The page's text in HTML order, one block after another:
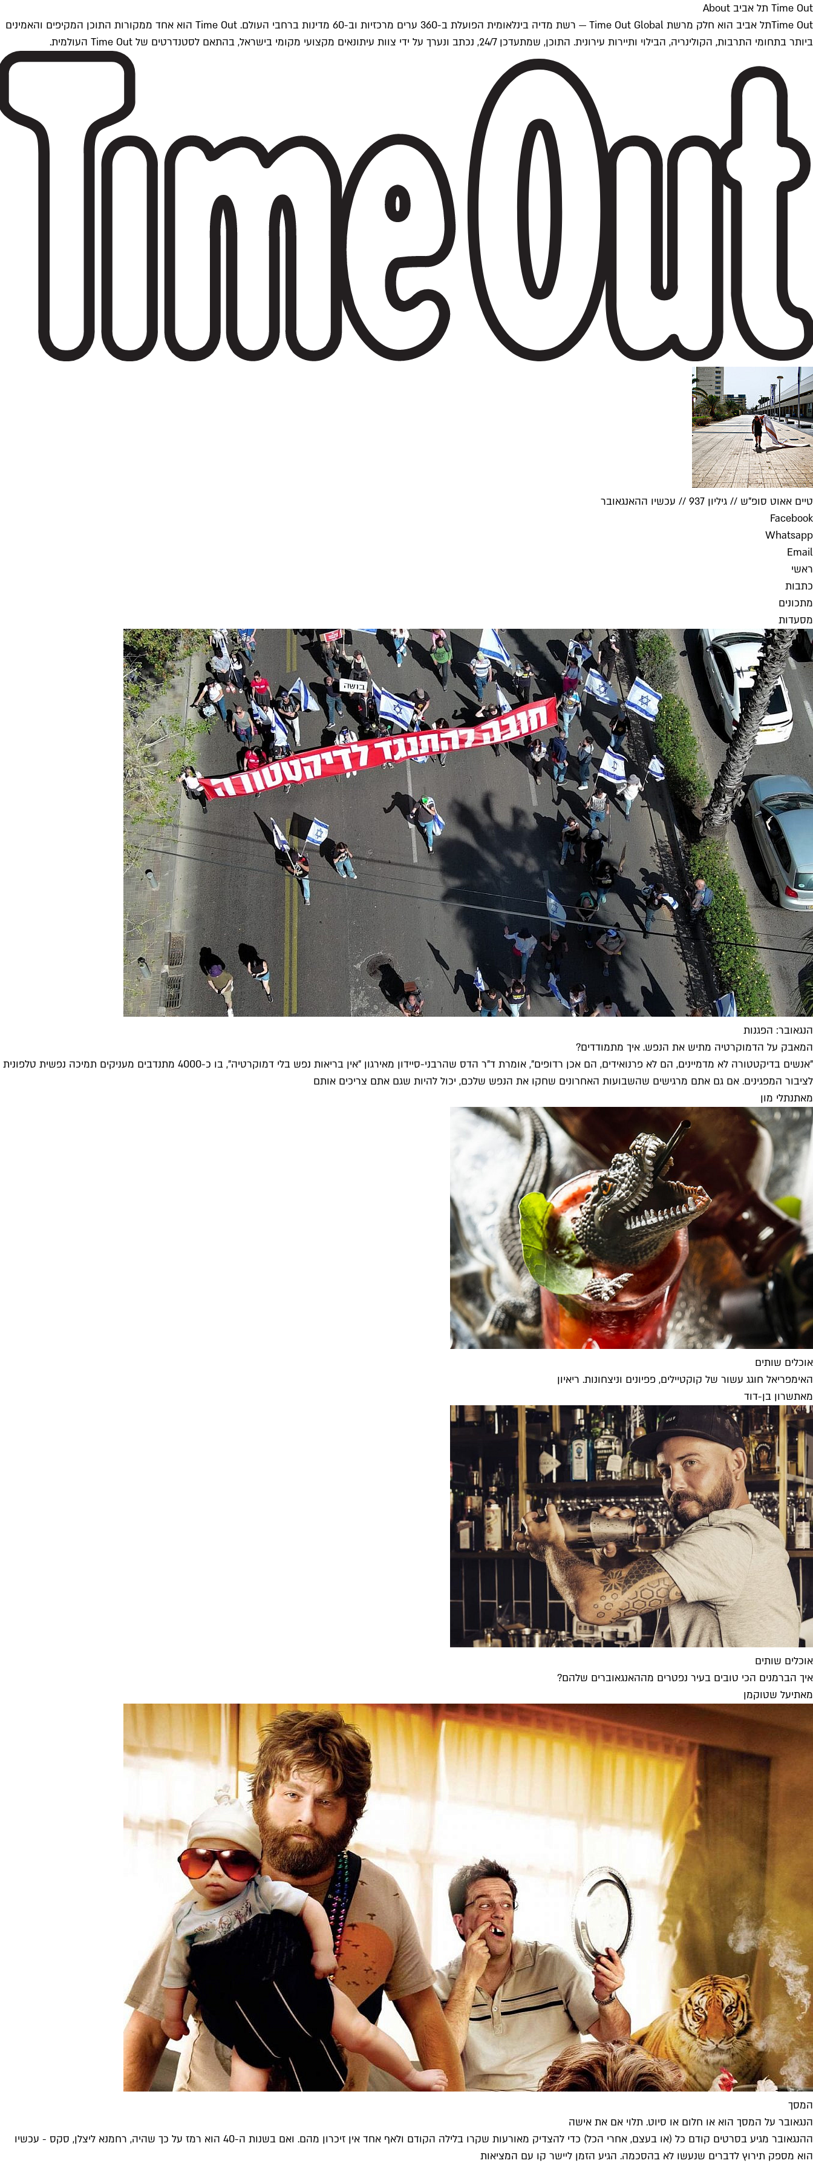
Time Out תל אביב About
Time Outתל אביב הוא חלק מרשת Time Out Global — רשת מדיה בינלאומית הפועלת ב-360 ערים מרכזיות וב-60 מדינות ברחבי העולם. Time Out הוא אחד ממקורות התוכן המקיפים והאמינים
ביותר בתחומי התרבות, הקולינריה, הבילוי ותיירות עירונית. התוכן, שמתעדכן 24/7, נכתב ונערך על ידי צוות עיתונאים מקצועי מקומי בישראל, בהתאם לסטנדרטים של Time Out העולמית.
טיים אאוט סופ"ש // גיליון 937 // עכשיו ההאנגאובר
Facebook
Whatsapp
Email
ראשי
כתבות
מתכונים
מסעדות
הנגאובר: הפגנות
המאבק על הדמוקרטיה מתיש את הנפש. איך מתמודדים?
"אנשים בדיקטטורה לא מדמיינים, הם לא פרנואידים, הם אכן רדופים", אומרת ד"ר הדס שהרבני-סיידון מאירגון "אין בריאות נפש בלי דמוקרטיה", בו כ-4000 מתנדבים מעניקים תמיכה נפשית טלפונית
לציבור המפגינים. אם גם אתם מרגישים שהשבועות האחרונים שחקו את הנפש שלכם, יכול להיות שגם אתם צריכים אותם
מאתנתלי מון
אוכלים שותים
האימפריאל חוגג עשור של קוקטיילים, פפיונים וניצחונות. ריאיון
מאתשרון בן-דוד
אוכלים שותים
איך הברמנים הכי טובים בעיר נפטרים מההאנגאוברים שלהם?
מאתיעל שטוקמן
המסך
הנגאובר על המסך הוא או חלום או סיוט. תלוי אם את אישה
ההנגאובר מגיע בסרטים קודם כל (או בעצם, אחרי הכל) כדי להצדיק מאורעות שקרו בלילה הקודם ולאף אחד אין זיכרון מהם. ואם בשנות ה-40 הוא רמז על כך שהיה, רחמנא ליצלן, סקס - עכשיו
הוא מספק תירוץ לדברים שנעשו לא בהסכמה. הגיע הזמן ליישר קו עם המציאות